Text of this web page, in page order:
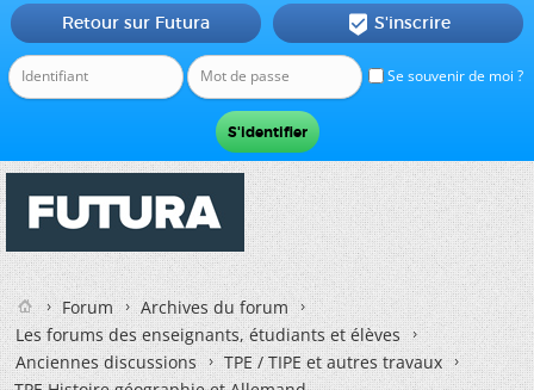
Se souvenir de moi ?
Retour sur Futura  S'inscrire
Forum
Archives du forum
Les forums des enseignants, étudiants et élèves
Anciennes discussions
TPE / TIPE et autres travaux